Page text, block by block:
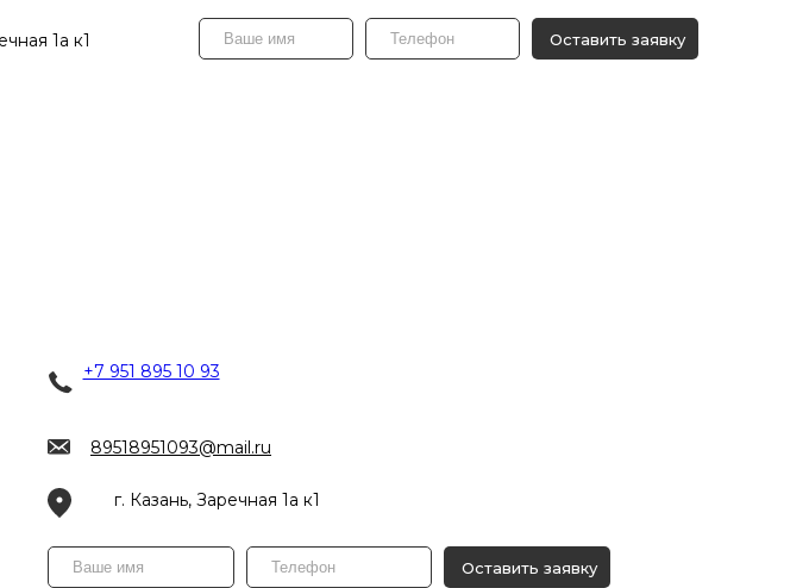
1а к1 Оставить заявку
Оставить заявку
+7 951 895 10 93
г. Казань, Заречная 1а к1
89518951093@mail.ru